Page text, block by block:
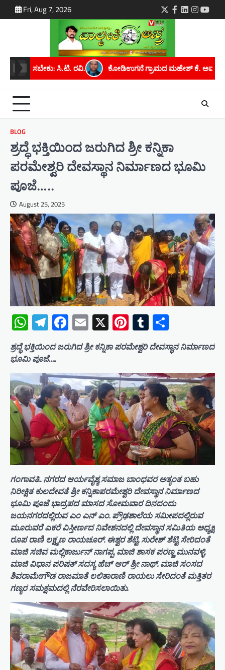
to
Fri, Aug 7, 2026 Twitter
Facebook
LinkedIn
ಗ್ರಾಮದ ಮಹೇಶ್ ಕೆ. ಅವರಿಗೆ ಮೈಸೂರು ವಿಶ್ವವಿದ್ಯಾನಿಲಯದಿಂದ
BLOG
ಶ್ರದ್ಧೆ ಭಕ್ತಿಯಿಂದ ಜರುಗಿದ ಶ್ರೀ ಕನ್ನಿಕಾ
ಪರಮೇಶ್ವರಿ ದೇವಸ್ಥಾನ ನಿರ್ಮಾಣದ ಭೂಮಿ
ಪೂಜೆ…..
August 25, 2025
WhatsApp
Telegram
Facebook
Email
X Pinterest
Tumblr
ಶ್ರದ್ಧೆ ಭಕ್ತಿಯಿಂದ ಜರುಗಿದ ಶ್ರೀ ಕನ್ನಿಕಾ ಪರಮೇಶ್ವರಿ ದೇವಸ್ಥಾನ ನಿರ್ಮಾಣದ
ಭೂಮಿ ಪೂಜೆ…..
ಗಂಗಾವತಿ.. ನಗರದ ಆರ್ಯವೈಶ್ಯ ಸಮಾಜ ಬಾಂಧವರ ಅತ್ಯಂತ ಬಹು
ನಿರೀಕ್ಷಿತ ಕುಲದೇವತೆ ಶ್ರೀ ಕನ್ನಿಕಾಪರಮೇಶ್ವರಿ ದೇವಸ್ಥಾನ ನಿರ್ಮಾಣದ
ಭೂಮಿ ಪೂಜೆ ಭಾದ್ರಪದ ಮಾಸದ ಸೋಮವಾರ ದಿನದಂದು
ಜಯನಗರದಲ್ಲಿರುವ ಎಂ ಎನ್ ಎಂ. ಪ್ರೌಢಶಾಲೆಯ ಸಮೀಪದಲ್ಲಿರುವ
ಮೂರುವರೆ ಎಕರೆ ವಿಸ್ತೀರ್ಣದ ನಿವೇಶನದಲ್ಲಿ ದೇವಸ್ಥಾನ ಸಮಿತಿಯ ಅಧ್ಯಕ್ಷ
ರೂಪ ರಾಣಿ ಲಕ್ಷ್ಮಣ ರಾಯಚೂರ್. ಈಶ್ವರ ಶೆಟ್ಟಿ. ಸುರೇಶ್ ಶೆಟ್ಟಿ ಸೇರಿದಂತೆ
ಮಾಜಿ ಸಚಿವ ಮಲ್ಲಿಕಾರ್ಜುನ್ ನಾಗಪ್ಪ. ಮಾಜಿ ಶಾಸಕ ಪರಣ್ಣ ಮುನವಳ್ಳಿ.
ಮಾಜಿ ವಿಧಾನ ಪರಿಷತ್ ಸದಸ್ಯ ಹೆಚ್ ಆರ್ ಶ್ರೀ ನಾಥ್. ಮಾಜಿ ಸಂಸದ
ಶಿವರಾಮೇಗೌಡ ರಾಜಮಾತೆ ಲಲಿತಾರಾಣಿ ರಾಯಲು ಸೇರಿದಂತೆ ಮತ್ತಿತರ
ಗಣ್ಯರ ಸಮಕ್ಷಮದಲ್ಲಿ ನೆರವೇರಿಸಲಾಯಿತು.